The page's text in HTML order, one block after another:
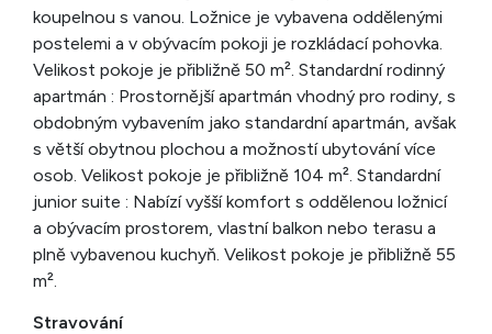
koupelnou s vanou. Ložnice je vybavena oddělenými
postelemi a v obývacím pokoji je rozkládací pohovka.
Velikost pokoje je přibližně 50 m². Standardní rodinný
apartmán : Prostornější apartmán vhodný pro rodiny, s
obdobným vybavením jako standardní apartmán, avšak
s větší obytnou plochou a možností ubytování více
osob. Velikost pokoje je přibližně 104 m². Standardní
junior suite : Nabízí vyšší komfort s oddělenou ložnicí
a obývacím prostorem, vlastní balkon nebo terasu a
plně vybavenou kuchyň. Velikost pokoje je přibližně 55
m².
Stravování